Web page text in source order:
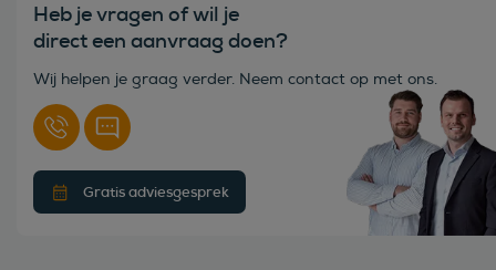
Heb je vragen of wil je
direct een aanvraag doen?
Wij helpen je graag verder. Neem contact op met ons.
Gratis adviesgesprek